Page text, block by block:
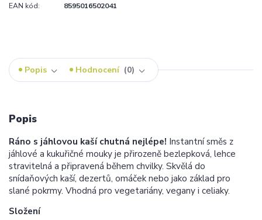
EAN kód: 8595016502041
Popis Hodnocení 0
Popis
Ráno s jáhlovou kaší chutná nejlépe! Instantní směs z
jáhlové a kukuřičné mouky je přirozeně bezlepková, lehce
stravitelná a připravená během chvilky. Skvělá do
snídaňových kaší, dezertů, omáček nebo jako základ pro
slané pokrmy. Vhodná pro vegetariány, vegany i celiaky.
Složení